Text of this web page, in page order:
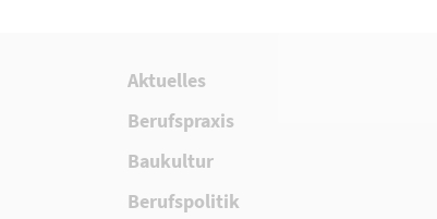
Aktuelles
Berufspraxis
Baukultur
Berufspolitik